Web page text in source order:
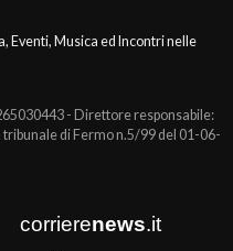
Eventi, Musica ed Incontri nelle
- Direttore responsabile:
di Fermo n.5/99 del 01-06-
corrierenews.it